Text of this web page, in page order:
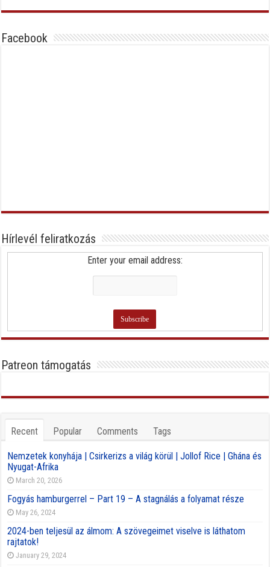
Facebook
Hírlevél feliratkozás
Enter your email address:
Patreon támogatás
Recent Popular Comments Tags
Nemzetek konyhája | Csirkerizs a világ körül | Jollof Rice | Ghána és
Nyugat-Afrika
March 20, 2026
Fogyás hamburgerrel – Part 19 – A stagnálás a folyamat része
May 26, 2024
2024-ben teljesül az álmom: A szövegeimet viselve is láthatom
rajtatok!
January 29, 2024